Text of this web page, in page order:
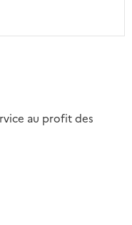
au profit des